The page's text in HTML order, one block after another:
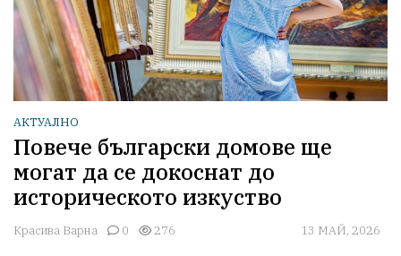
АКТУАЛНО
Повече български домове ще
могат да се докоснат до
историческото изкуство
Красива Варна 0 276 13 МАЙ, 2026